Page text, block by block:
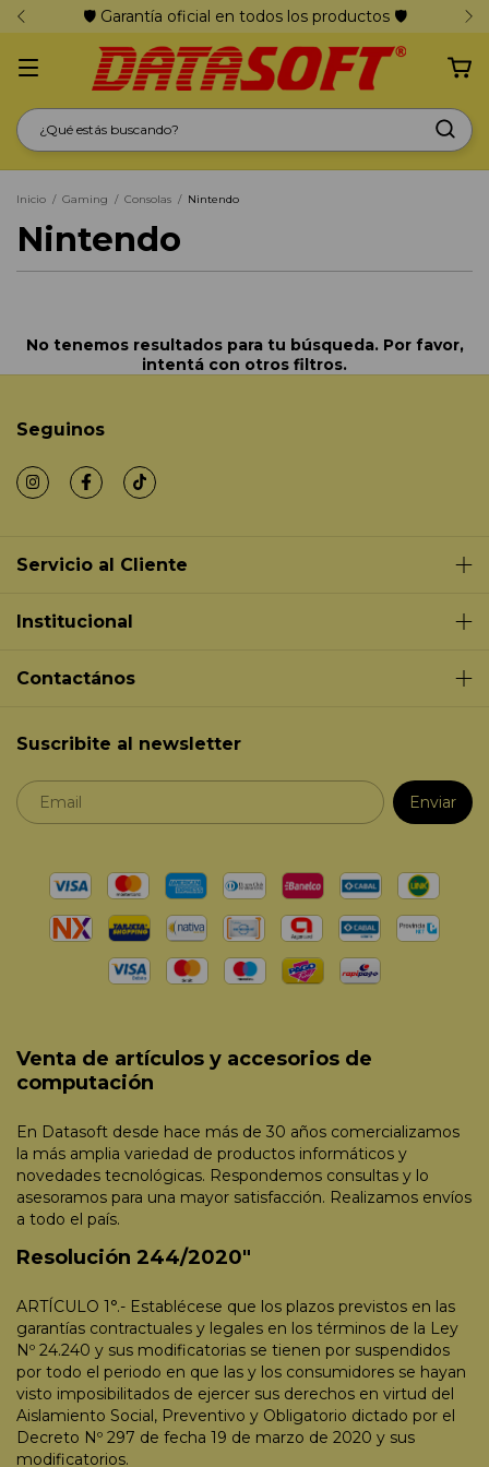
🛡️ Garantía oficial en todos los productos 🛡️
Inicio / Gaming / Consolas / Nintendo
Nintendo
No tenemos resultados para tu búsqueda. Por favor,
intentá con otros filtros.
Seguinos
Servicio al Cliente
Institucional
Contactános
Suscribite al newsletter
Venta de artículos y accesorios de
computación
En Datasoft desde hace más de 30 años comercializamos
la más amplia variedad de productos informáticos y
novedades tecnológicas. Respondemos consultas y lo
asesoramos para una mayor satisfacción. Realizamos envíos
a todo el país.
Resolución 244/2020"
ARTÍCULO 1°.- Establécese que los plazos previstos en las
garantías contractuales y legales en los términos de la Ley
Nº 24.240 y sus modificatorias se tienen por suspendidos
por todo el periodo en que las y los consumidores se hayan
visto imposibilitados de ejercer sus derechos en virtud del
Aislamiento Social, Preventivo y Obligatorio dictado por el
Decreto Nº 297 de fecha 19 de marzo de 2020 y sus
modificatorios.